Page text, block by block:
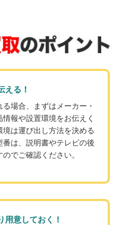
える！
場合、まずはメーカー・
報や設置環境をお伝えく
は運び出し方法を決める
番は、説明書やテレビの後
でご確認ください。
用意しておく！